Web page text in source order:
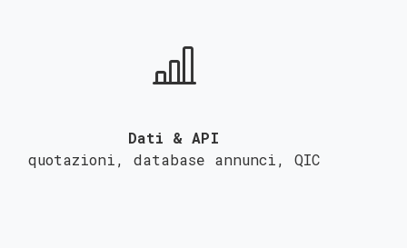
Dati & API
quotazioni, database annunci, QIC